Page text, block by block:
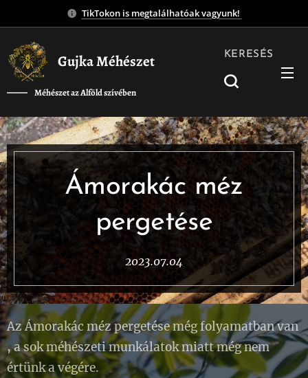
TikTokon is megtalálhatóak vagyunk!
Gujka Méhészet
Méhészet az Alföld szívében
KERESÉS
Ámorakác méz
pergetése
2023.07.04
Az Ámorakác méz pergetése még folyamatban van
, a sok méhészeti munkálatok miatt még nem
értünk a végére.